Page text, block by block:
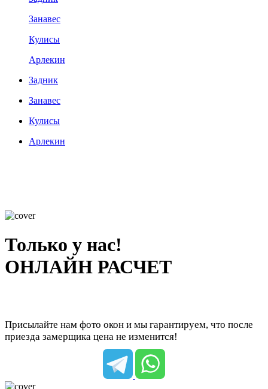
Занавес
Кулисы
Арлекин
Задник
Занавес
Кулисы
Арлекин
Только у нас!
ОНЛАЙН РАСЧЕТ
Присылайте нам фото окон и мы гарантируем, что после
приезда замерщика цена не изменится!